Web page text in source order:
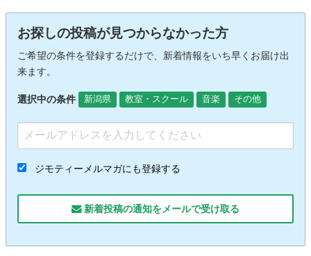
お探しの投稿が見つからなかった方
ご希望の条件を登録するだけで、新着情報をいち早くお届け出
来ます。
選択中の条件 新潟県 教室・スクール 音楽 その他
ジモティーメルマガにも登録する
新着投稿の通知をメールで受け取る